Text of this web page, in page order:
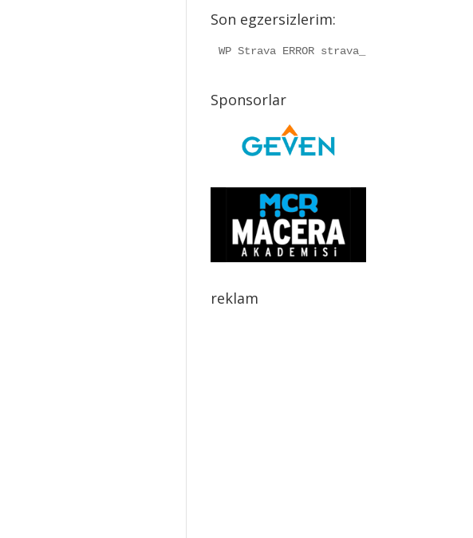
Son egzersizlerim:
WP Strava ERROR strava_info should
Sponsorlar
reklam